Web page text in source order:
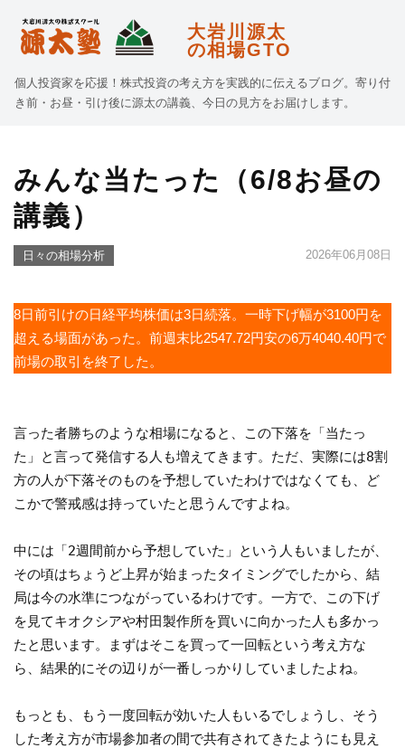
大岩川源太
の相場GTO
個人投資家を応援！株式投資の考え方を実践的に伝えるブログ。寄り付
き前・お昼・引け後に源太の講義、今日の見方をお届けします。
みんな当たった（6/8お昼の
講義）
日々の相場分析 2026年06月08日
8日前引けの日経平均株価は3日続落。一時下げ幅が3100円を
超える場面があった。前週末比2547.72円安の6万4040.40円で
前場の取引を終了した。
言った者勝ちのような相場になると、この下落を「当たっ
た」と言って発信する人も増えてきます。ただ、実際には8割
方の人が下落そのものを予想していたわけではなくても、ど
こかで警戒感は持っていたと思うんですよね。
中には「2週間前から予想していた」という人もいましたが、
その頃はちょうど上昇が始まったタイミングでしたから、結
局は今の水準につながっているわけです。一方で、この下げ
を見てキオクシアや村田製作所を買いに向かった人も多かっ
たと思います。まずはそこを買って一回転という考え方な
ら、結果的にその辺りが一番しっかりしていましたよね。
もっとも、もう一度回転が効いた人もいるでしょうし、そう
した考え方が市場参加者の間で共有されてきたようにも見え